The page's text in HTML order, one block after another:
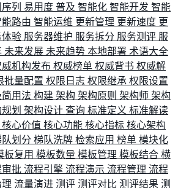
列 易用度 普及 智能化 智能开发 智能
路由 智能运维 更新管理 更新速度 更
体验 服务器维护 服务拆分 服务测评 服
未来发展 未来趋势 本地部署 术语大全
威机构发布 权威榜单 权威背书 权威解
批量配置 权限日志 权限继承 权限设置
用法 构建 架构 架构原则 架构师 架构
划 架构设计 查询 标准定义 标准解读
核心价值 核心功能 核心指标 核心架构
划分 梯队洗牌 检索应用 榜单 模块化
板复用 模板数量 模板管理 模板结合 横
批 流程引擎 流程演示 流程管理 流程
流量演进 测评 测评对比 测评结果 测